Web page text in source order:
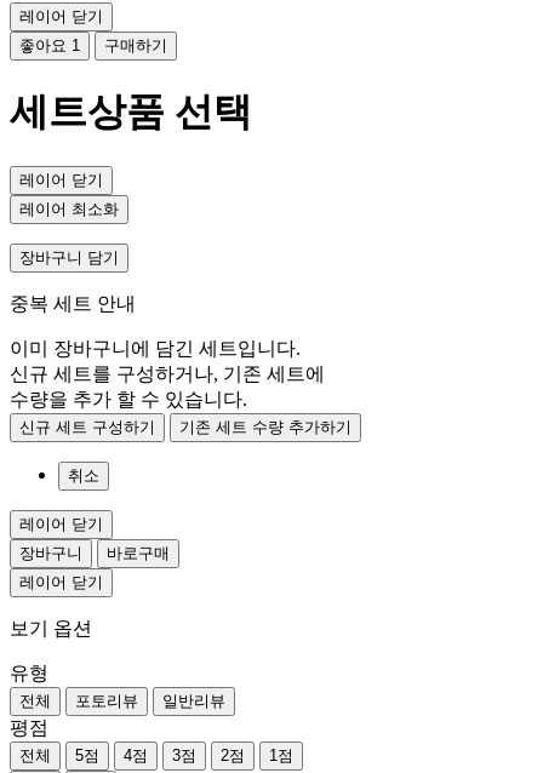
레이어 닫기
좋아요 1 구매하기
세트상품 선택
레이어 닫기
레이어 최소화
장바구니 담기
중복 세트 안내
이미 장바구니에 담긴 세트입니다.
신규 세트를 구성하거나, 기존 세트에
수량을 추가 할 수 있습니다.
신규 세트 구성하기 기존 세트 수량 추가하기
취소
레이어 닫기
장바구니
바로구매
레이어 닫기
보기 옵션
유형
전체 포토리뷰 일반리뷰
평점
전체 5점 4점 3점 2점
1점